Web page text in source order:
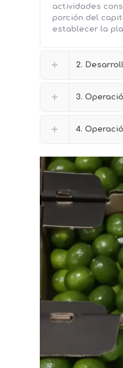
actividades
porción del
establecer la
2.
3.
4.